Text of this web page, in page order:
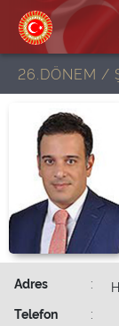
26.DÖNEM /
Adres :
Telefon
: